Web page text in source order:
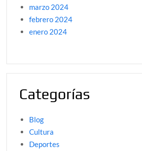
marzo 2024
febrero 2024
enero 2024
Categorías
Blog
Cultura
Deportes